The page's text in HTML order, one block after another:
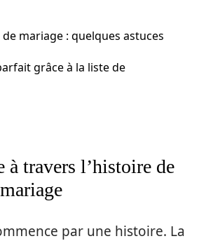
mariage : quelques astuces
grâce à la liste de
à travers l’histoire de
par une histoire. La